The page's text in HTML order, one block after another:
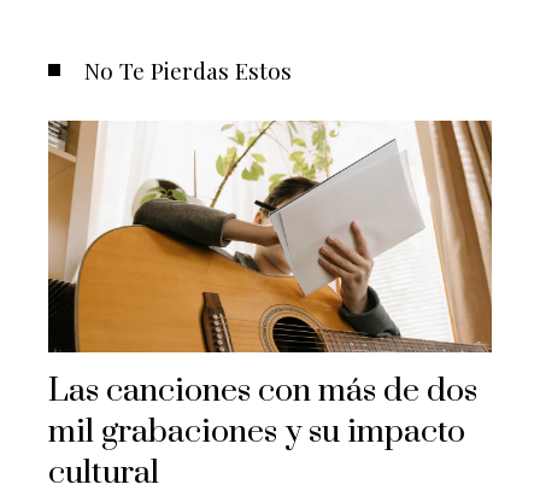
No Te Pierdas Estos
Las canciones con más de dos
mil grabaciones y su impacto
cultural